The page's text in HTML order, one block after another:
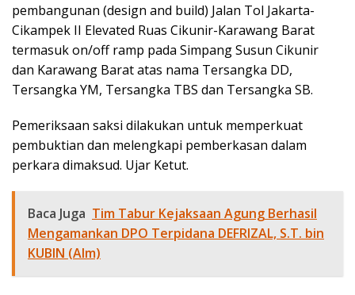
pembangunan (design and build) Jalan Tol Jakarta-
Cikampek II Elevated Ruas Cikunir-Karawang Barat
termasuk on/off ramp pada Simpang Susun Cikunir
dan Karawang Barat atas nama Tersangka DD,
Tersangka YM, Tersangka TBS dan Tersangka SB.
Pemeriksaan saksi dilakukan untuk memperkuat
pembuktian dan melengkapi pemberkasan dalam
perkara dimaksud. Ujar Ketut.
Baca Juga Tim Tabur Kejaksaan Agung Berhasil
Mengamankan DPO Terpidana DEFRIZAL, S.T. bin
KUBIN (Alm)